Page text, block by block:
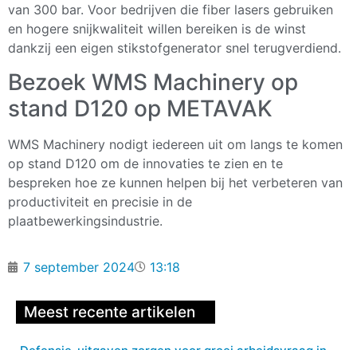
van 300 bar. Voor bedrijven die fiber lasers gebruiken
en hogere snijkwaliteit willen bereiken is de winst
dankzij een eigen stikstofgenerator snel terugverdiend.
Bezoek WMS Machinery op
stand D120 op METAVAK
WMS Machinery nodigt iedereen uit om langs te komen
op stand D120 om de innovaties te zien en te
bespreken hoe ze kunnen helpen bij het verbeteren van
productiviteit en precisie in de
plaatbewerkingsindustrie.
7 september 2024 13:18
Meest recente artikelen